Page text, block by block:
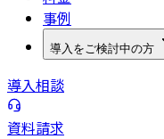
事例
導入をご検討中の方
導入相談
資料請求